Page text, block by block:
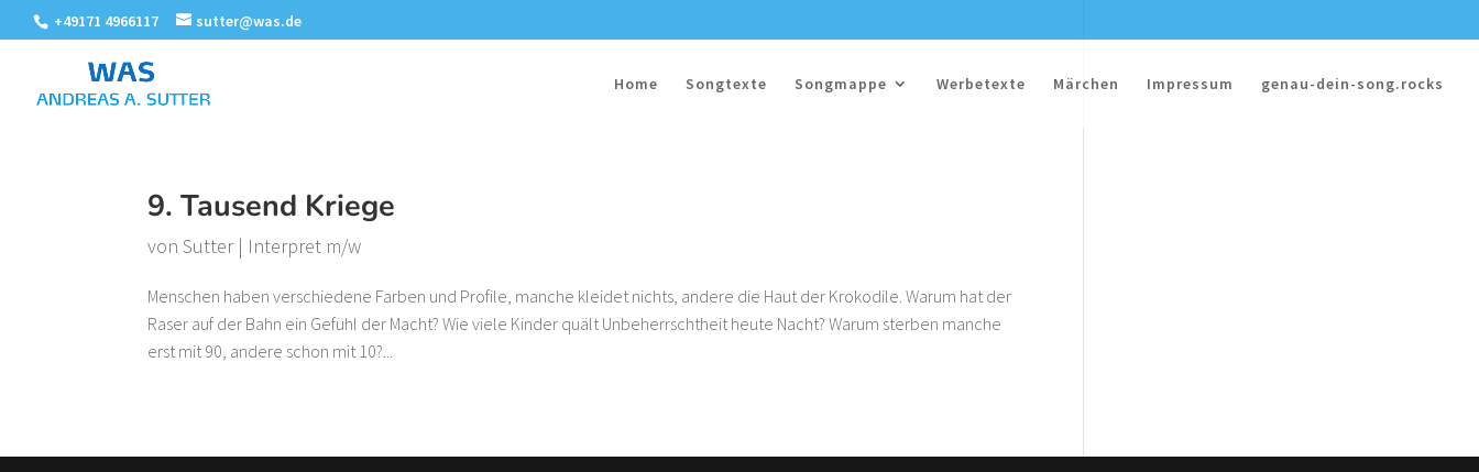
+49171 4966117 sutter@was.de
Home Songtexte Songmappe Werbetexte Märchen Impressum genau-dein-song.rocks
9. Tausend Kriege
vonSutter| Interpret m/w
Menschen haben verschiedene Farben und Profile, manche kleidet nichts, andere die Haut der Krokodile. Warum hat der
Raser auf der Bahn ein Gefühl der Macht? Wie viele Kinder quält Unbeherrschtheit heute Nacht? Warum sterben manche
erst mit 90, andere schon mit 10?...